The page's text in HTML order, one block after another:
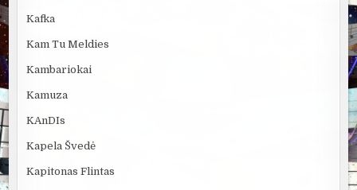
Kafka
Kam Tu Meldies
Kambariokai
Kamuza
KAnDIs
Kapela Švedė
Kapitonas Flintas